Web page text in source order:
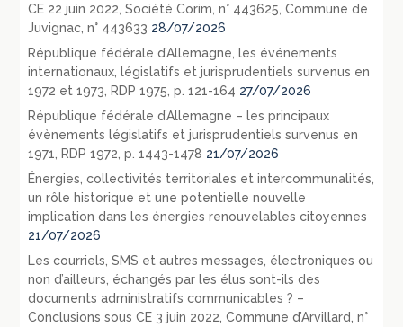
CE 22 juin 2022, Société Corim, n° 443625, Commune de
Juvignac, n° 443633 28/07/2026
République fédérale d’Allemagne, les événements
internationaux, législatifs et jurisprudentiels survenus en
1972 et 1973, RDP 1975, p. 121-164 27/07/2026
République fédérale d’Allemagne – les principaux
évènements législatifs et jurisprudentiels survenus en
1971, RDP 1972, p. 1443-1478 21/07/2026
Énergies, collectivités territoriales et intercommunalités,
un rôle historique et une potentielle nouvelle
implication dans les énergies renouvelables citoyennes
21/07/2026
Les courriels, SMS et autres messages, électroniques ou
non d’ailleurs, échangés par les élus sont-ils des
documents administratifs communicables ? –
Conclusions sous CE 3 juin 2022, Commune d’Arvillard, n°